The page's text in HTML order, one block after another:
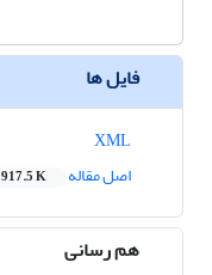
فایل ها
اصل مقاله
917.5 K
هم رسانی